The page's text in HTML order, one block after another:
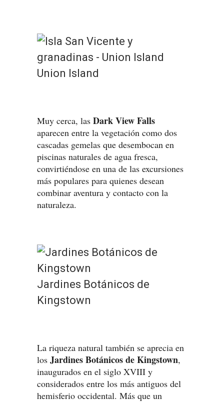
Union Island
Muy cerca, las Dark View Falls
aparecen entre la vegetación como dos
cascadas gemelas que desembocan en
piscinas naturales de agua fresca,
convirtiéndose en una de las excursiones
más populares para quienes desean
combinar aventura y contacto con la
naturaleza.
Jardines Botánicos de
Kingstown
La riqueza natural también se aprecia en
los Jardines Botánicos de Kingstown,
inaugurados en el siglo XVIII y
considerados entre los más antiguos del
hemisferio occidental. Más que un